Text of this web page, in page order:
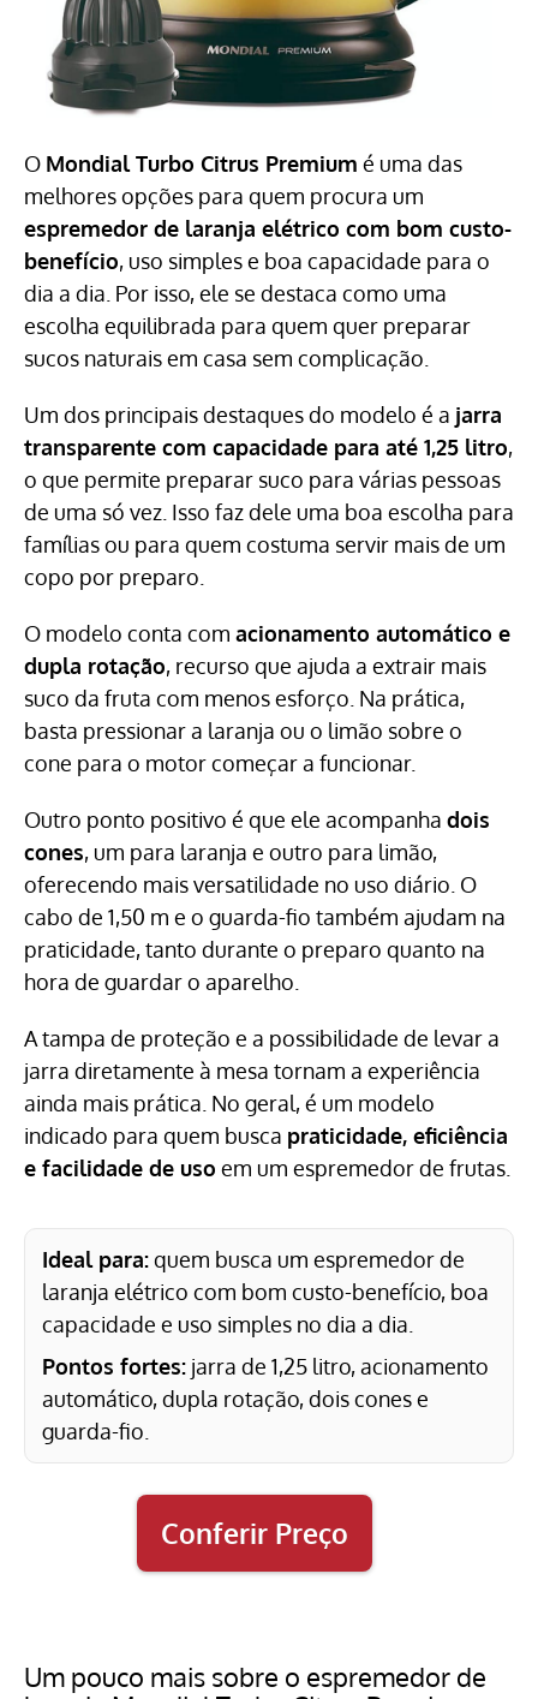
O Mondial Turbo Citrus Premium é uma das
melhores opções para quem procura um
espremedor de laranja elétrico com bom custo-
benefício, uso simples e boa capacidade para o
dia a dia. Por isso, ele se destaca como uma
escolha equilibrada para quem quer preparar
sucos naturais em casa sem complicação.
Um dos principais destaques do modelo é a jarra
transparente com capacidade para até 1,25 litro,
o que permite preparar suco para várias pessoas
de uma só vez. Isso faz dele uma boa escolha para
famílias ou para quem costuma servir mais de um
copo por preparo.
O modelo conta com acionamento automático e
dupla rotação, recurso que ajuda a extrair mais
suco da fruta com menos esforço. Na prática,
basta pressionar a laranja ou o limão sobre o
cone para o motor começar a funcionar.
Outro ponto positivo é que ele acompanha dois
cones, um para laranja e outro para limão,
oferecendo mais versatilidade no uso diário. O
cabo de 1,50 m e o guarda-fio também ajudam na
praticidade, tanto durante o preparo quanto na
hora de guardar o aparelho.
A tampa de proteção e a possibilidade de levar a
jarra diretamente à mesa tornam a experiência
ainda mais prática. No geral, é um modelo
indicado para quem busca praticidade, eficiência
e facilidade de uso em um espremedor de frutas.
Ideal para:quem busca um espremedor de
laranja elétrico com bom custo-benefício, boa
capacidade e uso simples no dia a dia.
Pontos fortes: jarra de 1,25 litro, acionamento
automático, dupla rotação, dois cones e
guarda-fio.
Conferir Preço
Um pouco mais sobre o espremedor de